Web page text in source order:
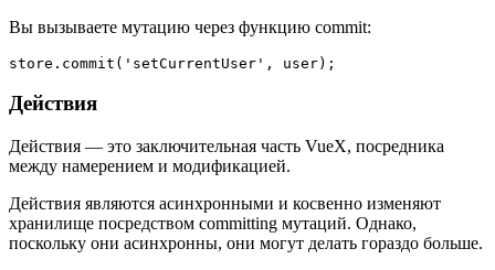
Вы вызываете мутацию через функцию commit:
Действия
Действия — это заключительная часть VueX, посредника
между намерением и модификацией.
Действия являются асинхронными и косвенно изменяют
хранилище посредством committing мутаций. Однако,
поскольку они асинхронны, они могут делать гораздо больше.